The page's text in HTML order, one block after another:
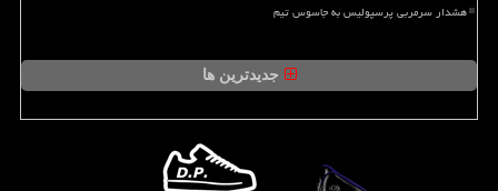
هشدار سرمربی پرسپولیس به جاسوس تیم
جدیدترین ها